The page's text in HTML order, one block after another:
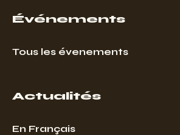
Événements
Tous les évenements
Actualités
En Français